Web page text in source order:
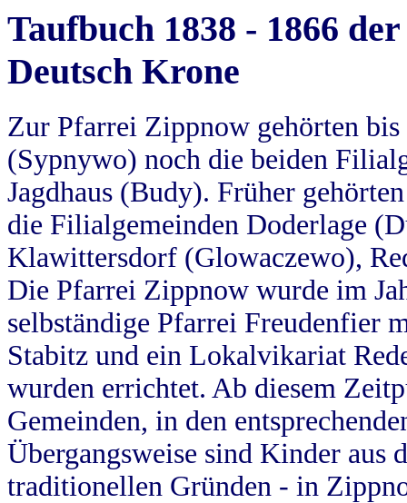
Taufbuch 1838 - 1866
Deutsch Krone
Zur Pfarrei Zippnow gehörten
(Sypnywo) noch die beiden
Jagdhaus (Budy). Früher
die Filialgemeinden Doderlage
Klawittersdorf (Glowaczewo),
Die Pfarrei Zippnow wurde im
selbständige Pfarrei Freudenfier
Stabitz und ein Lokalvikariat
wurden errichtet. Ab diesem
Gemeinden, in den
Übergangsweise sind Kinder aus
traditionellen Gründen - in